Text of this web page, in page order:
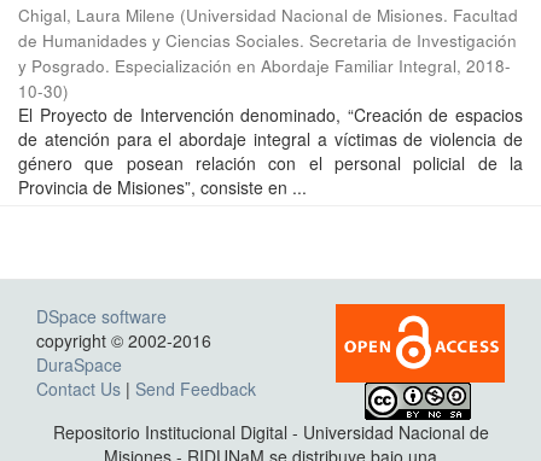
Chigal, Laura Milene (Universidad Nacional de Misiones. Facultad
de Humanidades y Ciencias Sociales. Secretaria de Investigación
y Posgrado. Especialización en Abordaje Familiar Integral, 2018-
10-30)
El Proyecto de Intervención denominado, “Creación de espacios
de atención para el abordaje integral a víctimas de violencia de
género que posean relación con el personal policial de la
Provincia de Misiones”, consiste en ...
DSpace software
copyright © 2002-2016
DuraSpace
Contact Us | Send Feedback
Repositorio Institucional Digital - Universidad Nacional de
Misiones - RIDUNaM se distribuye bajo una